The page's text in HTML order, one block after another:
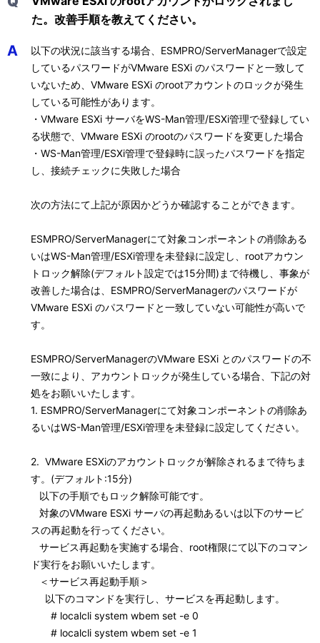
た。改善手順を教えてください。
A
以下の状況に該当する場合、ESMPRO/ServerManagerで設定
しているパスワードがVMware ESXi のパスワードと一致して
いないため、VMware ESXi のrootアカウントのロックが発生
している可能性があります。
・VMware ESXi サーバをWS-Man管理/ESXi管理で登録してい
る状態で、VMware ESXi のrootのパスワードを変更した場合
・WS-Man管理/ESXi管理で登録時に誤ったパスワードを指定
し、接続チェックに失敗した場合
次の方法にて上記が原因かどうか確認することができます。
ESMPRO/ServerManagerにて対象コンポーネントの削除ある
いはWS-Man管理/ESXi管理を未登録に設定し、rootアカウン
トロック解除(デフォルト設定では15分間)まで待機し、事象が
改善した場合は、ESMPRO/ServerManagerのパスワードが
VMware ESXi のパスワードと一致していない可能性が高いで
す。
ESMPRO/ServerManagerのVMware ESXi とのパスワードの不
一致により、アカウントロックが発生している場合、下記の対
処をお願いいたします。
1. ESMPRO/ServerManagerにて対象コンポーネントの削除あ
るいはWS-Man管理/ESXi管理を未登録に設定してください。
2. VMware ESXiのアカウントロックが解除されるまで待ちま
す。(デフォルト:15分)
以下の手順でもロック解除可能です。
対象のVMware ESXi サーバの再起動あるいは以下のサービ
スの再起動を行ってください。
サービス再起動を実施する場合、root権限にて以下のコマン
ド実行をお願いいたします。
＜サービス再起動手順＞
以下のコマンドを実行し、サービスを再起動します。
# localcli system wbem set -e 0
# localcli system wbem set -e 1